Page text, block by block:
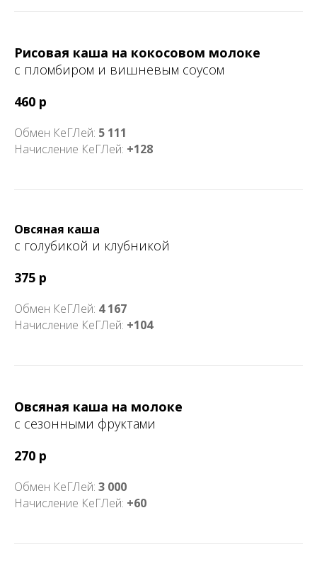
Рисовая каша на кокосовом молоке
с пломбиром и вишневым соусом
460 р
Обмен КеГЛей: 5 111
Начисление КеГЛей: +128
Овсяная каша
с голубикой и клубникой
375 р
Обмен КеГЛей: 4 167
Начисление КеГЛей: +104
Овсяная каша на молоке
с сезонными фруктами
270 р
Обмен КеГЛей: 3 000
Начисление КеГЛей: +60